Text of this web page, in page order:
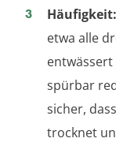
Häufigkeit:
etwa alle
spürbar
sicher,
trocknet